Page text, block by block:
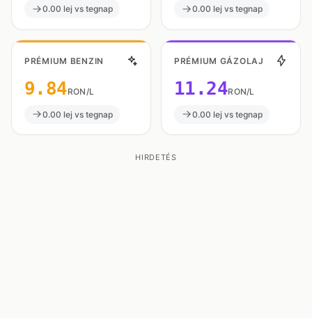
0.00 lej vs tegnap 0.00 lej vs tegnap
PRÉMIUM BENZIN
9.84RON/L
0.00 lej vs tegnap
PRÉMIUM GÁZOLAJ
11.24RON/L
0.00 lej vs tegnap
HIRDETÉS